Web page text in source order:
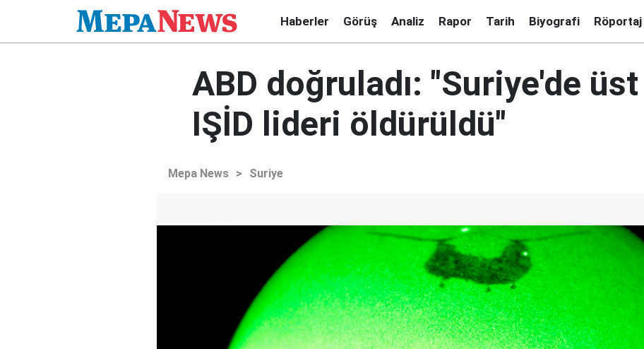
Haberler Görüş Analiz Rapor Tarih Biyografi Röportaj
ABD doğruladı: "Suriye'de
IŞİD lideri öldürüldü"
Mepa News > Suriye